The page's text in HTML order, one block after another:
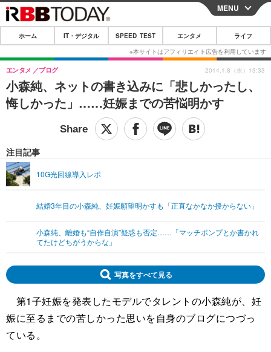
CLOSE
ホーム
IT・デジタル
IT・デジタルTOP スマートフォン
ガジェット・ツール
その他
SPEED TEST
映画・ドラマ
グラビア ブログ
ショッピング その他
ライフTOP
リリース一覧
MENU
ホーム IT・デジタル SPEED TEST エンタメ ライフ
小森純、ネットの書き込みに「悲しかったし、
悔しかった」……妊娠までの苦悩明かす
エンタメ ブログ
注目記事
10G光回線導入レポ
結婚3年目の小森純、妊娠願望明かすも「正直なかなか授からない」
小森純、離婚も“自作自演”疑惑も否定……「マッチポンプとか書かれ
てたけどちがうからな」
2014.1.8（水）13:33
写真をすべて見る
第1子妊娠を発表したモデルでタレントの小森純が、妊
娠に至るまでの苦しかった思いを自身のブログにつづっ
ている。